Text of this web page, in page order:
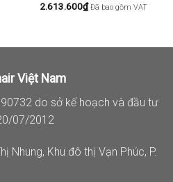
2.613.600₫ Đã bao gồm VAT
Việt Nam
do sở kế hoạch và đầu tư
07/2012
Nhung, Khu đô thị Vạn Phúc, P.